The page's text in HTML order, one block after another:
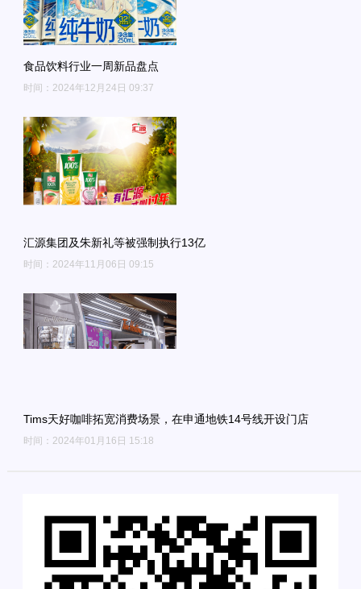
食品饮料行业一周新品盘点
时间：2024年12月24日 09:37
汇源集团及朱新礼等被强制执行13亿
时间：2024年11月06日 09:15
Tims天好咖啡拓宽消费场景，在申通地铁14号线开设门店
时间：2024年01月16日 15:18